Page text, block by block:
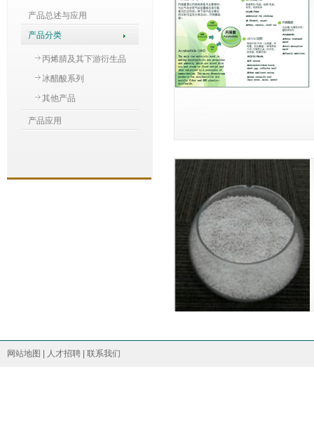
产品总述与应用
产品分类
丙烯腈及其下游衍生品
冰醋酸系列
其他产品
产品应用
网站地图 人才招聘| 联系我们